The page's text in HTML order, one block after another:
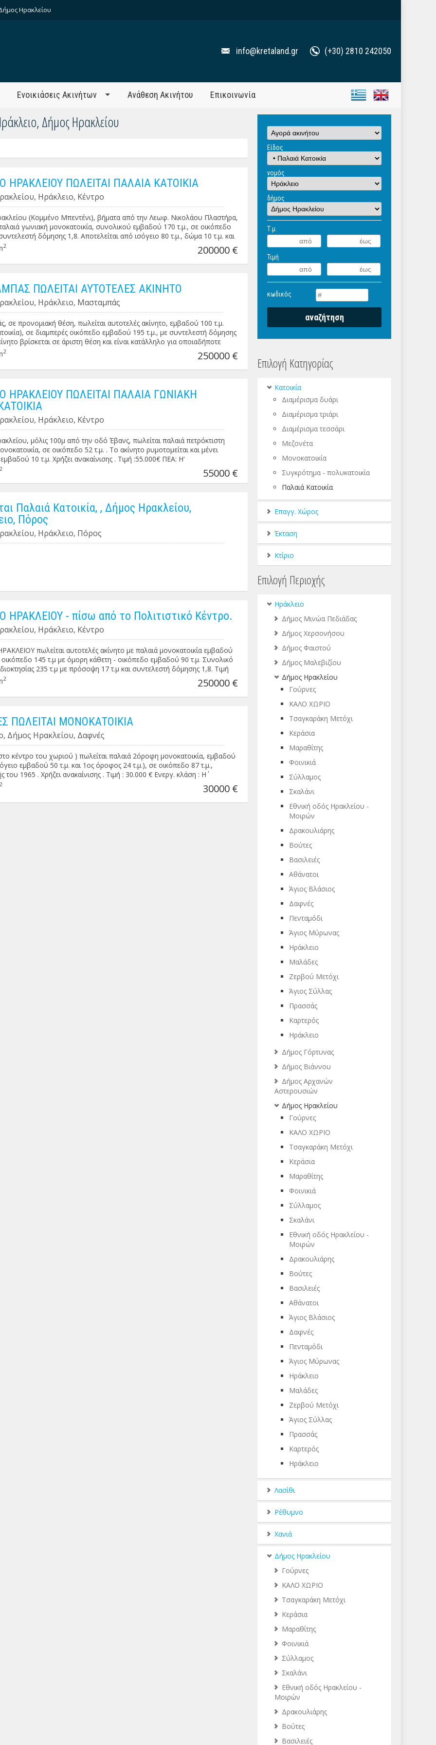
Ηρακλείου
info@kretaland.gr (+30) 2810 242050
Ενοικιάσεις Ακινήτων Ανάθεση Ακινήτου Επικοινωνία
Δήμος Ηρακλείου
ΗΡΑΚΛΕΙΟΥ ΠΩΛΕΙΤΑΙ ΠΑΛΑΙΑ ΚΑΤΟΙΚΙΑ
Ηράκλειο, Κέντρο
(Κομμένο Μπεντένι), βήματα από την Λεωφ. Νικολάου Πλαστήρα,
γωνιακή μονοκατοικία, συνολικού εμβαδού 170 τ.μ., σε οικόπεδο
δόμησης 1,8. Αποτελείται από ισόγειο 80 τ.μ., δώμα 10 τ.μ. και
τ.μ. (υπόλοιπο δόμησης 55 τ.μ. περίπου). Τιμή : 200.000€ (συζητήσιμη)
2 200000 €
ΠΩΛΕΙΤΑΙ ΑΥΤΟΤΕΛΕΣ ΑΚΙΝΗΤΟ
Ηράκλειο, Μασταμπάς
σε προνομιακή θέση, πωλείται αυτοτελές ακίνητο, εμβαδού 100 τ.μ.
σε διαμπερές οικόπεδο εμβαδού 195 τ.μ., με συντελεστή δόμησης
βρίσκεται σε άριστη θέση και είναι κατάλληλο για οποιαδήποτε
: 250.000€
2 250000 €
ΗΡΑΚΛΕΙΟΥ ΠΩΛΕΙΤΑΙ ΠΑΛΑΙΑ ΓΩΝΙΑΚΗ
Ηράκλειο, Κέντρο
μόλις 100μ από την οδό Έβανς, πωλείται παλαιά πετρόκτιστη
σε οικόπεδο 52 τ.μ. . Το ακίνητο ρυμοτομείται και μένει
10 τ.μ. Χρήζει ανακαίνισης . Τιμή :55.000€ ΠΕΑ: Η'
2 55000 €
Παλαιά Κατοικία, , Δήμος Ηρακλείου,
Πόρος
Ηράκλειο, Πόρος
ΗΡΑΚΛΕΙΟΥ - πίσω από το Πολιτιστικό Κέντρο.
Ηράκλειο, Κέντρο
πωλείται αυτοτελές ακίνητο με παλαιά μονοκατοικία εμβαδού
οικόπεδο 145 τ.μ με όμορη κάθετη - οικόπεδο εμβαδού 90 τ.μ. Συνολικό
235 τ.μ με πρόσοψη 17 τ.μ και συντελεστή δόμησης 1,8. Τιμή
2 250000 €
ΠΩΛΕΙΤΑΙ ΜΟΝΟΚΑΤΟΙΚΙΑ
Δήμος Ηρακλείου, Δαφνές
κέντρο του χωριού ) πωλείται παλαιά 2όροφη μονοκατοικία, εμβαδού
εμβαδού 50 τ.μ. και 1ος όροφος 24 τ.μ.), σε οικόπεδο 87 τ.μ.,
του 1965 . Χρήζει ανακαίνισης . Τιμή : 30.000 € Ενεργ. κλάση : Η΄
2 30000 €
Είδος
νομός
δήμος
Τ.μ.
Τιμή
κωδικός
Επιλογή Κατηγορίας
Κατοικία
Διαμέρισμα δυάρι
Διαμέρισμα τριάρι
Διαμέρισμα τεσσάρι
Μεζονέτα
Μονοκατοικία
Συγκρότημα - πολυκατοικία
Παλαιά Κατοικία
Επαγγ. Χώρος
Έκταση
Κτίριο
Επιλογή Περιοχής
Ηράκλειο
Δήμος Μινώα Πεδιάδας
Δήμος Χερσονήσου
Δήμος Φαιστού
Δήμος Μαλεβιζίου
Δήμος Ηρακλείου
Γούρνες
ΚΑΛΟ ΧΩΡΙΟ
Τσαγκαράκη Μετόχι
Κεράσια
Μαραθίτης
Φοινικιά
Σύλλαμος
Σκαλάνι
Εθνική οδός Ηρακλείου -
Μοιρών
Δρακουλιάρης
Βούτες
Βασιλειές
Αθάνατοι
Άγιος Βλάσιος
Δαφνές
Πενταμόδι
Άγιος Μύρωνας
Ηράκλειο
Μαλάδες
Ζερβού Μετόχι
Άγιος Σύλλας
Πρασσάς
Καρτερός
Ηράκλειο
Δήμος Γόρτυνας
Δήμος Βιάννου
Δήμος Αρχανών
Αστερουσιών
Δήμος Ηρακλείου
Γούρνες
ΚΑΛΟ ΧΩΡΙΟ
Τσαγκαράκη Μετόχι
Κεράσια
Μαραθίτης
Φοινικιά
Σύλλαμος
Σκαλάνι
Εθνική οδός Ηρακλείου -
Μοιρών
Δρακουλιάρης
Βούτες
Βασιλειές
Αθάνατοι
Άγιος Βλάσιος
Δαφνές
Πενταμόδι
Άγιος Μύρωνας
Ηράκλειο
Μαλάδες
Ζερβού Μετόχι
Άγιος Σύλλας
Πρασσάς
Καρτερός
Ηράκλειο
Λασίθι
Ρέθυμνο
Χανιά
Δήμος Ηρακλείου
Γούρνες
ΚΑΛΟ ΧΩΡΙΟ
Τσαγκαράκη Μετόχι
Κεράσια
Μαραθίτης
Φοινικιά
Σύλλαμος
Σκαλάνι
Εθνική οδός Ηρακλείου -
Μοιρών
Δρακουλιάρης
Βούτες
Βασιλειές